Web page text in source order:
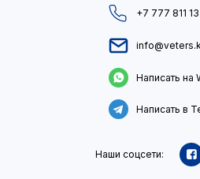
+7 777 811 13
Написать на
Написать в
Наши соцсети: